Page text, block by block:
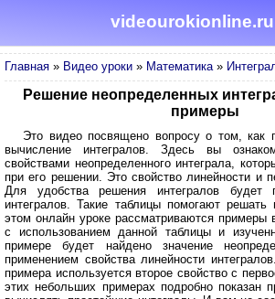
videourokionline.ru
Главная » Видео уроки » Математика»
Решение неопределенных
примеры
Это видео посвящено вопросу о том, как
вычисление интегралов. Здесь вы
свойствами неопределенного интеграла,
при его решении. Это свойство линейности и
Для удобства решения интегралов будет
интегралов. Такие таблицы помогают
этом онлайн уроке рассматриваются примеры
с использованием данной таблицы и
примере будет найдено значение
применением свойства линейности
примера используется второе свойство с
этих небольших примерах подробно показан